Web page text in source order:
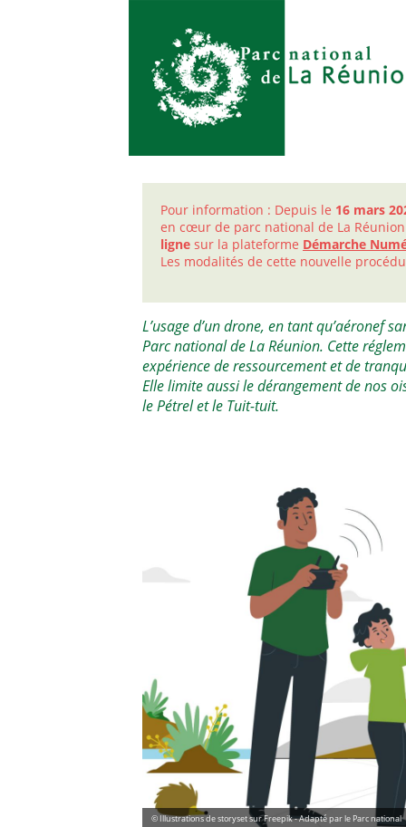
Pour information : Depuis le 16 mars
en cœur de parc national de La
ligne sur la plateforme Démarche
Les modalités de cette nouvelle
L’usage d’un drone, en tant qu’aéronef
Parc national de La Réunion. Cette
expérience de ressourcement et de
Elle limite aussi le dérangement de nos
le Pétrel et le Tuit-tuit.
© Illustrations de storyset sur Freepik - Adapté par le Parc national